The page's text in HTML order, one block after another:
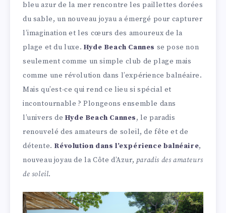
bleu azur de la mer rencontre les paillettes dorées
du sable, un nouveau joyau a émergé pour capturer
l’imagination et les cœurs des amoureux de la
plage et du luxe. Hyde Beach Cannes se pose non
seulement comme un simple club de plage mais
comme une révolution dans l’expérience balnéaire.
Mais qu’est-ce qui rend ce lieu si spécial et
incontournable ? Plongeons ensemble dans
l’univers de Hyde Beach Cannes, le paradis
renouvelé des amateurs de soleil, de fête et de
détente. Révolution dans l’expérience balnéaire,
nouveau joyau de la Côte d’Azur, paradis des amateurs
de soleil.